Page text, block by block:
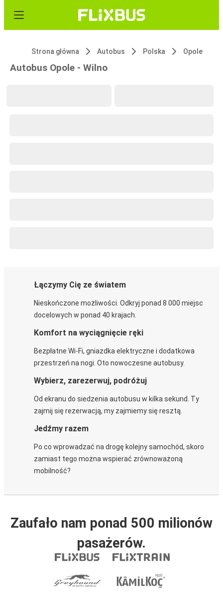
Strona główna Autobus Polska Opole
Autobus Opole - Wilno
Łączymy Cię ze światem
Nieskończone możliwości. Odkryj ponad 8 000 miejsc
docelowych w ponad 40 krajach.
Komfort na wyciągnięcie ręki
Bezpłatne Wi-Fi, gniazdka elektryczne i dodatkowa
przestrzeń na nogi. Oto nowoczesne autobusy.
Wybierz, zarezerwuj, podróżuj
Od ekranu do siedzenia autobusu w kilka sekund. Ty
zajmij się rezerwacją, my zajmiemy się resztą.
Jedźmy razem
Po co wprowadzać na drogę kolejny samochód, skoro
zamiast tego można wspierać zrównoważoną
mobilność?
Zaufało nam ponad 500 milionów
pasażerów.